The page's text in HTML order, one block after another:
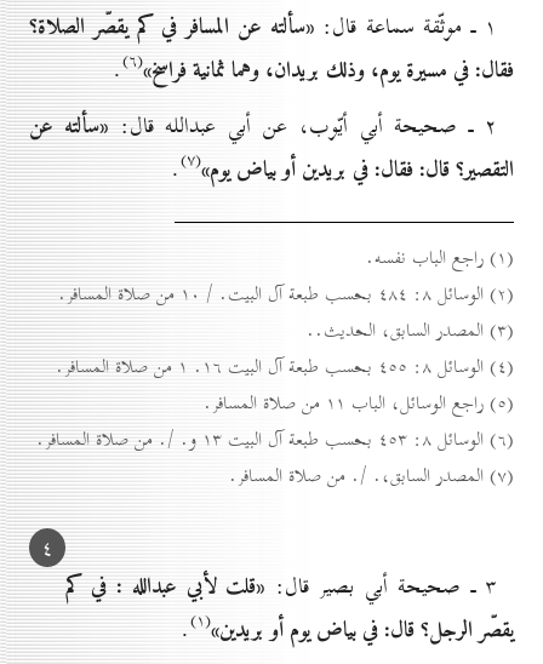
۱ ـ موثّقة سماعة قال:
«سألته عن المسافر في كم يقصّر الصلاة؟
فقال: في مسيرة يوم، وذلك بريدان، وهما ثمانية فراسخ»(٦) .
۲ ـ صحيحة أبي أيّوب، عن أبي عبدالله قال:
«سألته عن
التقصير؟ قال: فقال: في بريدين أو بياض يوم»(۷) .
(۱) راجع الباب نفسه.
(۲) الوسائل ۸: ٤۸٤ بحسب طبعة آل البيت. / ۱٠ من صلاة المسافر.
(۳) المصدر السابق، الحديث..
(٤) الوسائل ۸: ٤٥٥ بحسب طبعة آل البيت ۱٦. ۱ من صلاة المسافر.
(٥) راجع الوسائل، الباب ۱۱ من صلاة المسافر.
(٦) الوسائل ۸: ٤٥۳ بحسب طبعة آل البيت ۱۳ و. /. من صلاة المسافر.
(۷) المصدر السابق،. /. من صلاة المسافر.
٤
۳ ـ صحيحة أبي بصير قال:
«قلت لأبي عبدالله : في كم
يقصّر الرجل؟ قال: في بياض يوم أو بريدين»(۱) .